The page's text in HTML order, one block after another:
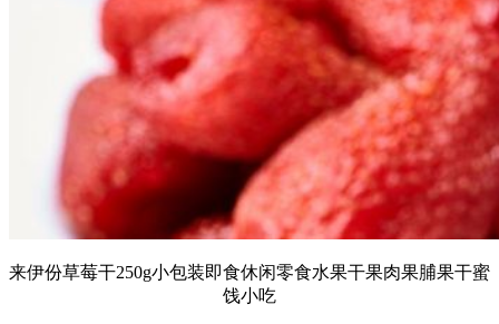
来伊份草莓干250g小包装即食休闲零食水果干果肉果脯果干蜜
饯小吃